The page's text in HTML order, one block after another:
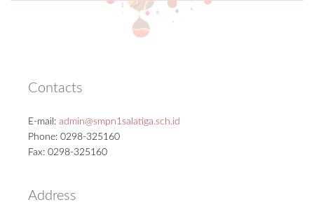
Contacts
E-mail: admin@smpn1salatiga.sch.id
Phone: 0298-325160
Fax: 0298-325160
Address